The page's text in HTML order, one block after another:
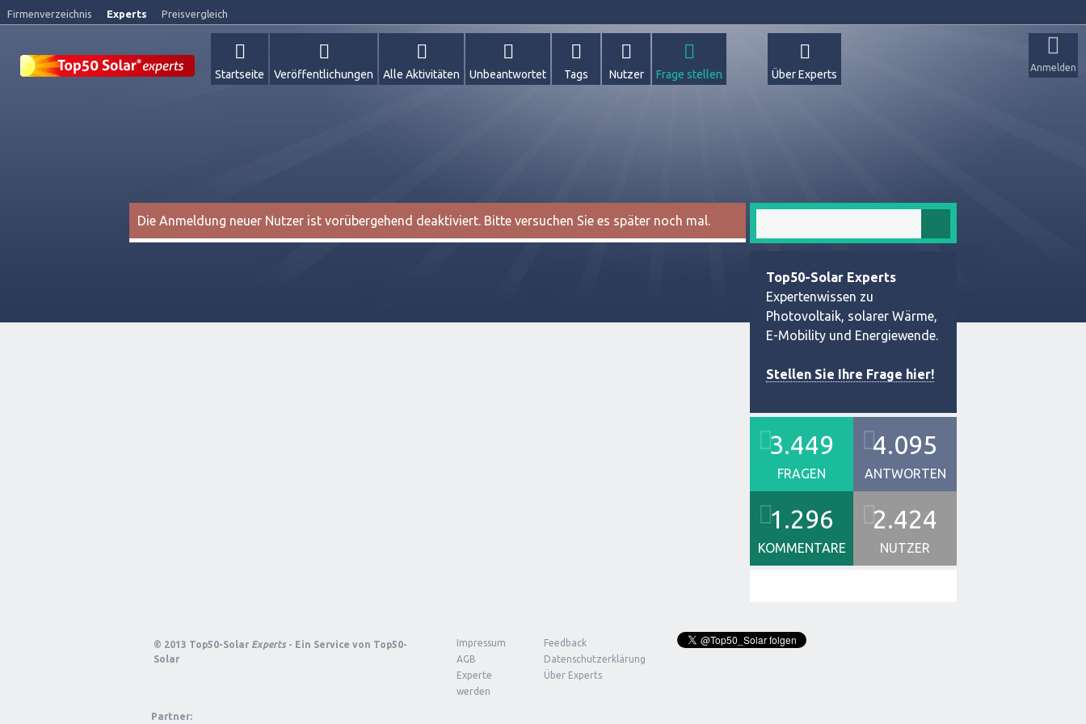
Firmenverzeichnis Experts Preisvergleich
Anmelden
Startseite Veröffentlichungen Alle Aktivitäten Unbeantwortet Tags Nutzer Frage stellen Über Experts
Die Anmeldung neuer Nutzer ist vorübergehend deaktiviert. Bitte versuchen Sie es später noch mal.
Top50-Solar Experts
Expertenwissen zu
Photovoltaik, solarer Wärme,
E-Mobility und Energiewende.
Stellen Sie Ihre Frage hier!
3.449
FRAGEN
4.095
ANTWORTEN
1.296
KOMMENTARE
2.424
NUTZER
© 2013 Top50-Solar Experts - Ein Service von Top50-
Solar
Impressum
Feedback
AGB
Datenschutzerklärung
Experte
werden
Über Experts
Partner: